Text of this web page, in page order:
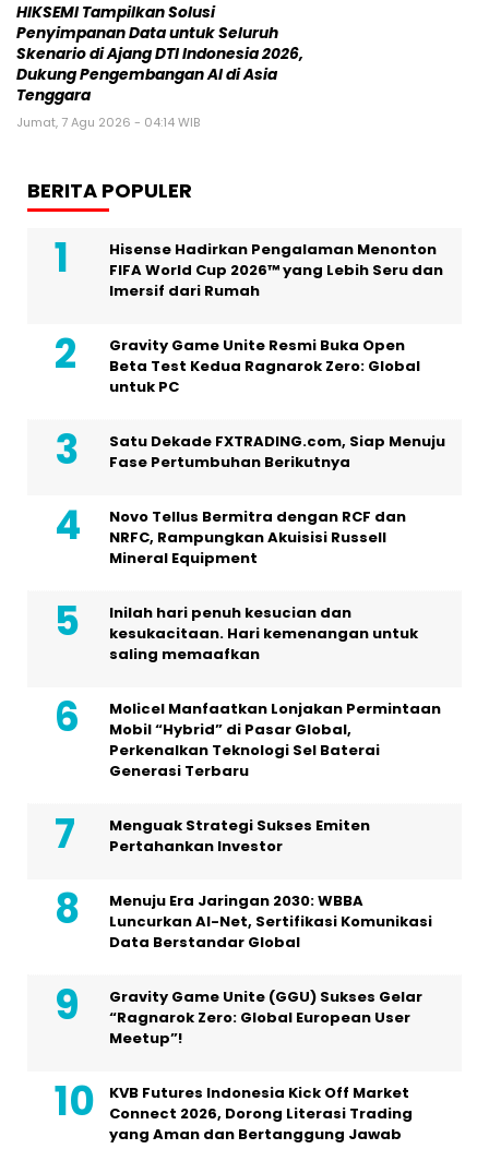
HIKSEMI Tampilkan Solusi
Penyimpanan Data untuk Seluruh
Skenario di Ajang DTI Indonesia 2026,
Dukung Pengembangan AI di Asia
Tenggara
Jumat, 7 Agu 2026 - 04:14 WIB
BERITA POPULER
Hisense Hadirkan Pengalaman Menonton
FIFA World Cup 2026™ yang Lebih Seru dan
Imersif dari Rumah
Gravity Game Unite Resmi Buka Open
Beta Test Kedua Ragnarok Zero: Global
untuk PC
Satu Dekade FXTRADING.com, Siap Menuju
Fase Pertumbuhan Berikutnya
Novo Tellus Bermitra dengan RCF dan
NRFC, Rampungkan Akuisisi Russell
Mineral Equipment
Inilah hari penuh kesucian dan
kesukacitaan. Hari kemenangan untuk
saling memaafkan
Molicel Manfaatkan Lonjakan Permintaan
Mobil “Hybrid” di Pasar Global,
Perkenalkan Teknologi Sel Baterai
Generasi Terbaru
Menguak Strategi Sukses Emiten
Pertahankan Investor
Menuju Era Jaringan 2030: WBBA
Luncurkan AI-Net, Sertifikasi Komunikasi
Data Berstandar Global
Gravity Game Unite (GGU) Sukses Gelar
“Ragnarok Zero: Global European User
Meetup”!
KVB Futures Indonesia Kick Off Market
Connect 2026, Dorong Literasi Trading
yang Aman dan Bertanggung Jawab